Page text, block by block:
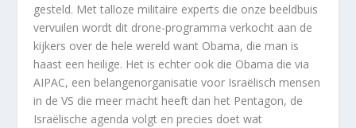
gesteld. Met talloze militaire experts die onze beeldbuis
vervuilen wordt dit drone-programma verkocht aan de
kijkers over de hele wereld want Obama, die man is
haast een heilige. Het is echter ook die Obama die via
AIPAC, een belangenorganisatie voor Israëlisch mensen
in de VS die meer macht heeft dan het Pentagon, de
Israëlische agenda volgt en precies doet wat